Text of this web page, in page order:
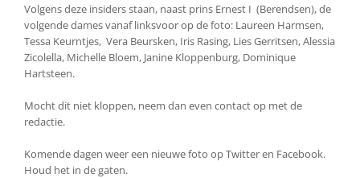
Volgens deze insiders staan, naast prins Ernest I (Berendsen), de
volgende dames vanaf linksvoor op de foto: Laureen Harmsen,
Tessa Keurntjes, Vera Beursken, Iris Rasing, Lies Gerritsen, Alessia
Zicolella, Michelle Bloem, Janine Kloppenburg, Dominique
Hartsteen.
Mocht dit niet kloppen, neem dan even contact op met de
redactie.
Komende dagen weer een nieuwe foto op Twitter en Facebook.
Houd het in de gaten.